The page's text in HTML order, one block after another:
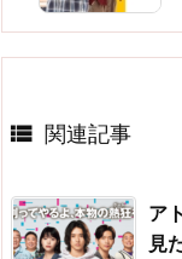
 関連記事
ア
見